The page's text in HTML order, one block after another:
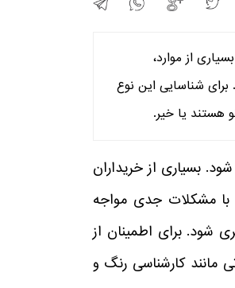
از موارد،
شناسایی این نوع
هستند یا خیر.
بسیاری از خریداران
با مشکلات جدی مواجه
شود. برای اطمینان از
مانند کارشناسی رنگ و